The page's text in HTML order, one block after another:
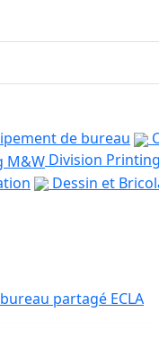
de bureau
Division Printing
Dessin et
partagé ECLA